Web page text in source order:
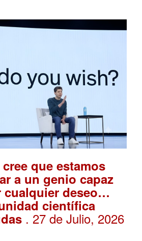
que estamos
a un genio capaz
cualquier deseo…
científica
. 27 de Julio, 2026